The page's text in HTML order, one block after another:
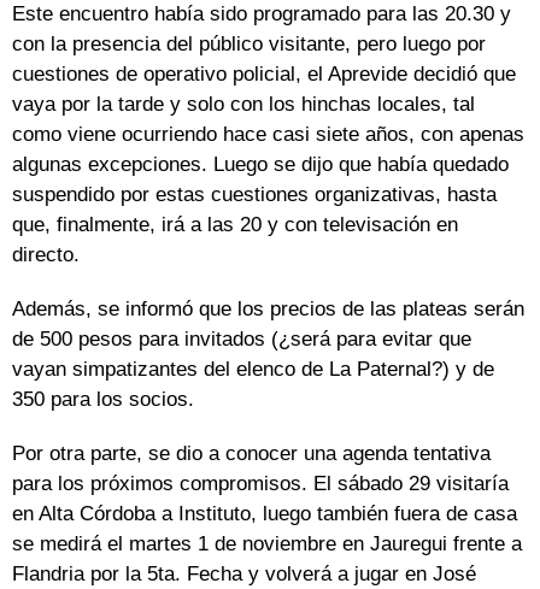
Este encuentro había sido programado para las 20.30 y
con la presencia del público visitante, pero luego por
cuestiones de operativo policial, el Aprevide decidió que
vaya por la tarde y solo con los hinchas locales, tal
como viene ocurriendo hace casi siete años, con apenas
algunas excepciones. Luego se dijo que había quedado
suspendido por estas cuestiones organizativas, hasta
que, finalmente, irá a las 20 y con televisación en
directo.
Además, se informó que los precios de las plateas serán
de 500 pesos para invitados (¿será para evitar que
vayan simpatizantes del elenco de La Paternal?) y de
350 para los socios.
Por otra parte, se dio a conocer una agenda tentativa
para los próximos compromisos. El sábado 29 visitaría
en Alta Córdoba a Instituto, luego también fuera de casa
se medirá el martes 1 de noviembre en Jauregui frente a
Flandria por la 5ta. Fecha y volverá a jugar en José